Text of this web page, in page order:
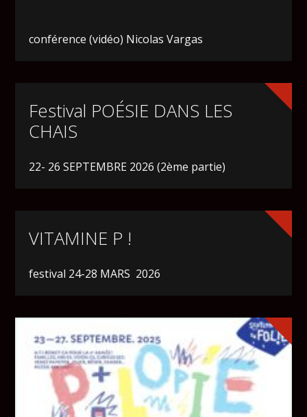
conférence (vidéo) Nicolas Vargas
Festival POÉSIE DANS LES
CHAIS
22- 26 SEPTEMBRE 2026 (2ème partie)
VITAMINE P !
festival 24-28 MARS 2026